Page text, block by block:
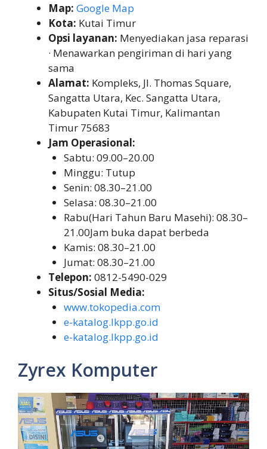
Map: Google Map
Kota: Kutai Timur
Opsi layanan: Menyediakan jasa reparasi
· Menawarkan pengiriman di hari yang
sama
Alamat: Kompleks, Jl. Thomas Square,
Sangatta Utara, Kec. Sangatta Utara,
Kabupaten Kutai Timur, Kalimantan
Timur 75683
Jam Operasional:
Sabtu: 09.00–20.00
Minggu: Tutup
Senin: 08.30–21.00
Selasa: 08.30–21.00
Rabu(Hari Tahun Baru Masehi): 08.30–
21.00Jam buka dapat berbeda
Kamis: 08.30–21.00
Jumat: 08.30–21.00
Telepon: 0812-5490-029
Situs/Sosial Media:
www.tokopedia.com
e-katalog.lkpp.go.id
e-katalog.lkpp.go.id
Zyrex Komputer